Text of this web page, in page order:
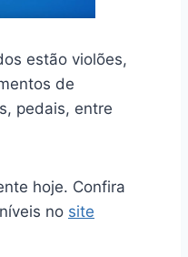
estão violões,
de
pedais, entre
hoje. Confira
no site